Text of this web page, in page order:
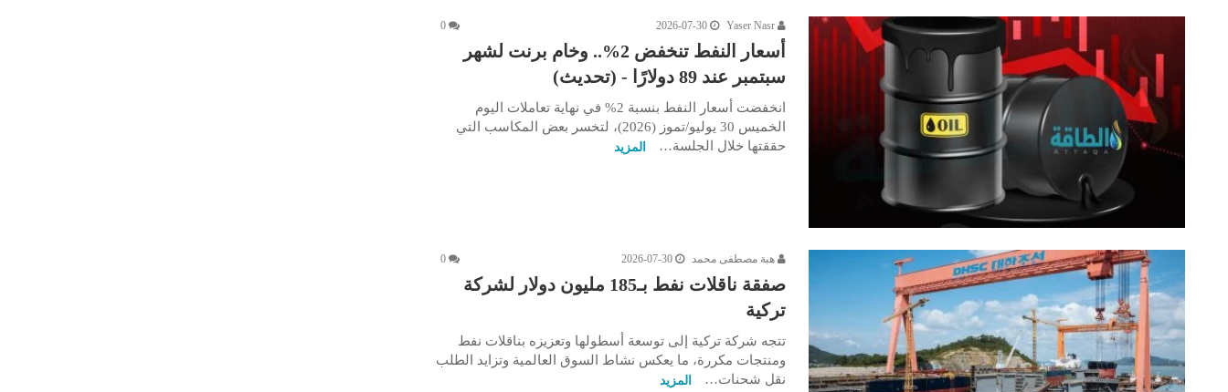
Yaser Nasr
2026-07-30
0
أسعار النفط تنخفض 2%.. وخام برنت لشهر
سبتمبر عند 89 دولارًا - (تحديث)
انخفضت أسعار النفط بنسبة 2% في نهاية تعاملات اليوم
الخميس 30 يوليو/تموز (2026)، لتخسر بعض المكاسب التي
حققتها خلال الجلسة…
المزيد
هبة مصطفى محمد 2026-07-30
0
صفقة ناقلات نفط بـ185 مليون دولار لشركة
تركية
تتجه شركة تركية إلى توسعة أسطولها وتعزيزه بناقلات نفط
ومنتجات مكررة، ما يعكس نشاط السوق العالمية وتزايد الطلب
نقل شحنات…
المزيد